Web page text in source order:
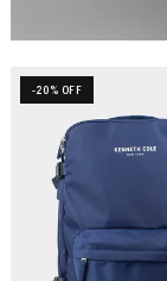
-20% OFF